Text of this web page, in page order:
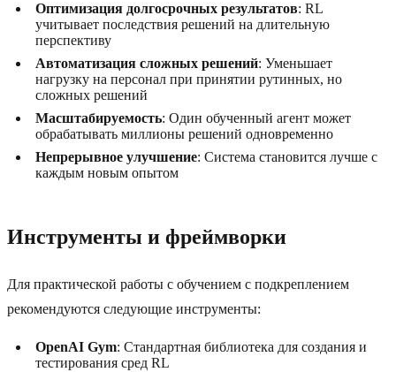
Оптимизация долгосрочных результатов: RL
учитывает последствия решений на длительную
перспективу
Автоматизация сложных решений: Уменьшает
нагрузку на персонал при принятии рутинных, но
сложных решений
Масштабируемость: Один обученный агент может
обрабатывать миллионы решений одновременно
Непрерывное улучшение: Система становится лучше с
каждым новым опытом
Инструменты и фреймворки
Для практической работы с обучением с подкреплением
рекомендуются следующие инструменты:
OpenAI Gym: Стандартная библиотека для создания и
тестирования сред RL